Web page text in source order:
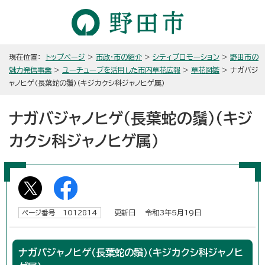
現在位置： トップページ > 市政・市の紹介 > シティプロモーション > 野田市の
魅力発信事業 > ユーチューブを活用した市内草花広報 > 草花図鑑 > ナガバジ
ャノヒゲ（長葉蛇の鬚）（キジカクシ科ジャノヒゲ属）
ナガバジャノヒゲ（長葉蛇の鬚）（キジ
カクシ科ジャノヒゲ属）
ページ番号 1012814 更新日 令和3年5月19日
ナガバジャノヒゲ（長葉蛇の鬚）（キジカクシ科ジャノヒ